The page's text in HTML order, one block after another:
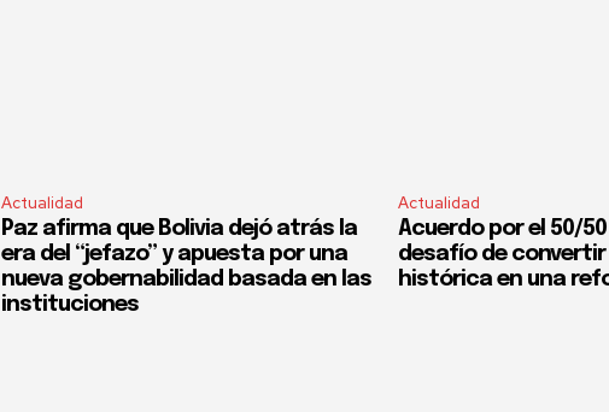
Actualidad
Paz afirma que Bolivia dejó atrás la
era del “jefazo” y apuesta por una
nueva gobernabilidad basada en las
instituciones
Actualidad
Acuerdo por el 50/50
desafío de
histórica en una